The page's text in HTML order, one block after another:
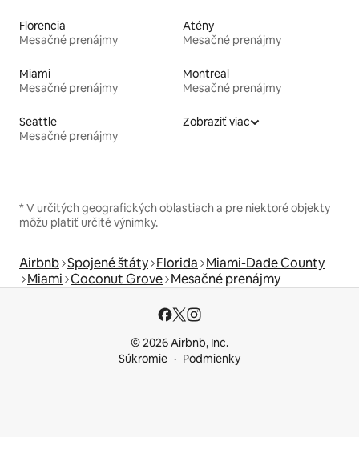
Florencia
Mesačné prenájmy
Atény
Mesačné prenájmy
Miami
Mesačné prenájmy
Montreal
Mesačné prenájmy
Seattle
Mesačné prenájmy
Zobraziť viac
* V určitých geografických oblastiach a pre niektoré objekty
môžu platiť určité výnimky.
Airbnb Spojené štáty Florida Miami-Dade County
Miami Coconut Grove Mesačné prenájmy
© 2026 Airbnb, Inc.
Súkromie
Podmienky